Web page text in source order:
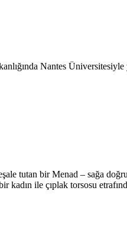
Nantes Üniversitesiyle
tutan bir Menad – sağa
ile çıplak torsosu